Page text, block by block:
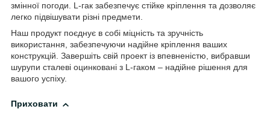
змінної погоди. L-гак забезпечує стійке кріплення та дозволяє
легко підвішувати різні предмети.
Наш продукт поєднує в собі міцність та зручність
використання, забезпечуючи надійне кріплення ваших
конструкцій. Завершіть свій проект із впевненістю, вибравши
шурупи сталеві оцинковані з L-гаком – надійне рішення для
вашого успіху.
Приховати